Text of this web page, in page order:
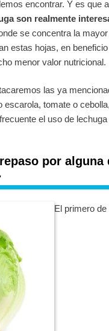
encontrar. Y es que
son realmente
se concentra la
estas hojas, en
menor valor nutricional.
las ya
tomate o
el uso de
por
El primero